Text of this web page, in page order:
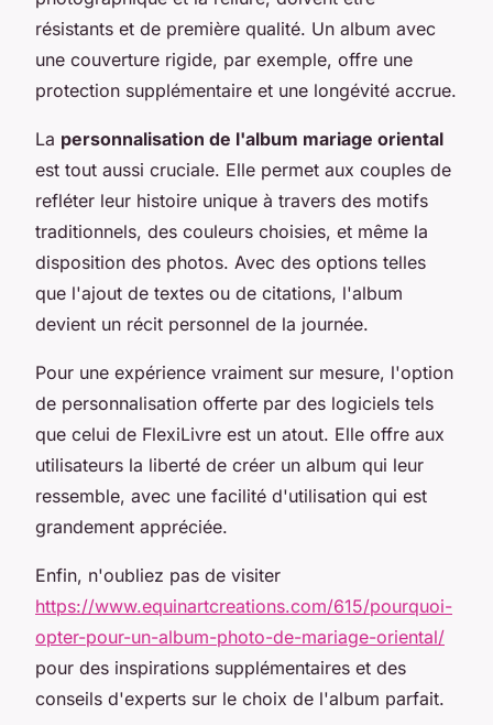
résistants et de première qualité. Un album avec
une couverture rigide, par exemple, offre une
protection supplémentaire et une longévité accrue.
La personnalisation de l'album mariage oriental
est tout aussi cruciale. Elle permet aux couples de
refléter leur histoire unique à travers des motifs
traditionnels, des couleurs choisies, et même la
disposition des photos. Avec des options telles
que l'ajout de textes ou de citations, l'album
devient un récit personnel de la journée.
Pour une expérience vraiment sur mesure, l'option
de personnalisation offerte par des logiciels tels
que celui de FlexiLivre est un atout. Elle offre aux
utilisateurs la liberté de créer un album qui leur
ressemble, avec une facilité d'utilisation qui est
grandement appréciée.
Enfin, n'oubliez pas de visiter
https://www.equinartcreations.com/615/pourquoi-
opter-pour-un-album-photo-de-mariage-oriental/
pour des inspirations supplémentaires et des
conseils d'experts sur le choix de l'album parfait.